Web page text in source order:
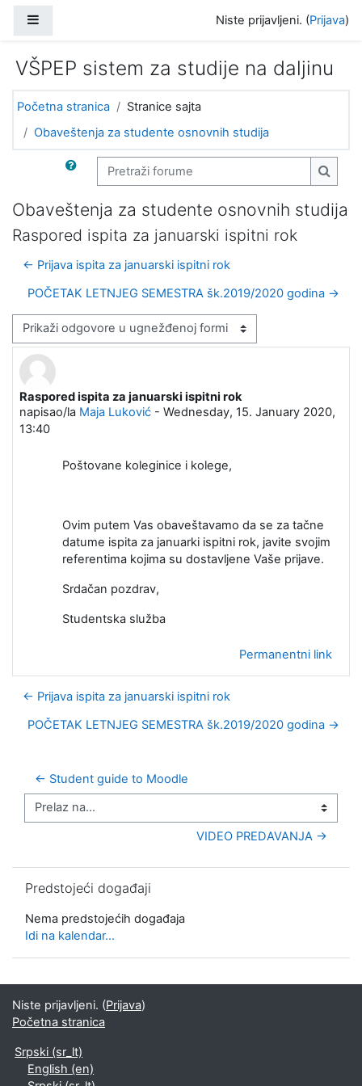
Niste prijavljeni. (Prijava)
VŠPEP sistem za studije na daljinu
Početna stranica
Stranice sajta
Obaveštenja za studente osnovnih studija
Pretraži forume
Obaveštenja za studente osnovnih studija
Raspored ispita za januarski ispitni rok
← Prijava ispita za januarski ispitni rok
POČETAK LETNJEG SEMESTRA šk.2019/2020 godina →
Način prikazivanja
Raspored ispita za januarski ispitni rok
napisao/la Maja Luković - Wednesday, 15. January 2020,
13:40
Broj odgovora: 0
Poštovane koleginice i kolege,
Ovim putem Vas obaveštavamo da se za tačne
datume ispita za januarki ispitni rok, javite svojim
referentima kojima su dostavljene Vaše prijave.
Srdačan pozdrav,
Studentska služba
Permanentni link
← Prijava ispita za januarski ispitni rok
POČETAK LETNJEG SEMESTRA šk.2019/2020 godina →
← Student guide to Moodle
Prelaz na...
VIDEO PREDAVANJA →
Predstojeći događaji
Nema predstojećih događaja
Idi na kalendar...
Niste prijavljeni. (Prijava)
Početna stranica
Srpski ‎(sr_lt)‎
English ‎(en)‎